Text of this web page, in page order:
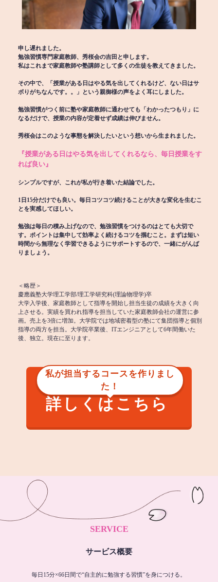
申し遅れました。
勉強習慣専門家庭教師、秀桜会の吉田と申します。
私はこれまで家庭教師や塾講師として多くの生徒を教えてきました。
その中で、「授業がある日はやる気を出してくれるけど、ない日はサ
ボりがちなんです。。」という親御様の声をよく耳にしました。
勉強習慣がつく前に塾や家庭教師に通わせても「わかったつもり」に
なるだけで、授業の内容が定着せず成績は伸びません。
秀桜会はこのような事態を解決したいという想いから生まれました。
『授業がある日はやる気を出してくれるなら、毎日授業をす
れば良い』
シンプルですが、これが私が行き着いた結論でした。
1日15分だけでも良い。毎日コツコツ続けることが大きな変化を生むこ
とを実感してほしい。
勉強は毎日の積み上げなので、勉強習慣をつけるのはとても大切で
す。ポイントは集中して効率よく続けるコツを掴むこと。まずは短い
時間から無理なく学習できるようにサポートするので、一緒にがんば
りましょう。
＜略歴＞
慶應義塾大学理工学部/理工学研究科(理論物理学)卒
大学入学後、家庭教師として指導を開始し担当生徒の成績を大きく向
上させる。実績を買われ指導を担当していた家庭教師会社の運営に参
画。売上を3倍に増加。大学院では地域密着型の塾にて集団指導と個別
指導の両方を担当。大学院卒業後、ITエンジニアとして6年間働いた
後、独立。現在に至ります。
私が担当するコースを作りまし
た！
詳しくはこちら
SERVICE
サービス概要
毎日15分×66日間で“自主的に勉強する習慣”を身につける。